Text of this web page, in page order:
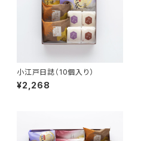
小江戸日誌（10個入り）
¥2,268